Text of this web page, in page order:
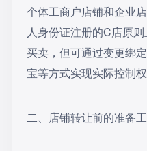
个体工商户店铺和企业
人身份证注册的C店原
买卖，但可通过变更绑
宝等方式实现实际控制权
二、店铺转让前的准备